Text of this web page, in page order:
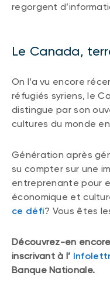
regorgent
Le Canada,
On l’a vu encore
réfugiés syriens, le
distingue par son
cultures du monde
Génération après
su compter sur une
entreprenante pour
économique et
ce défi? Vous êtes
Découvrez-en
inscrivant à l’
Banque Nationale.